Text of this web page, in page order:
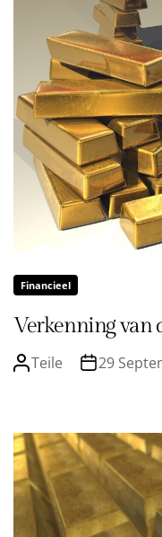
Financieel
Verkenning van
Teile 29